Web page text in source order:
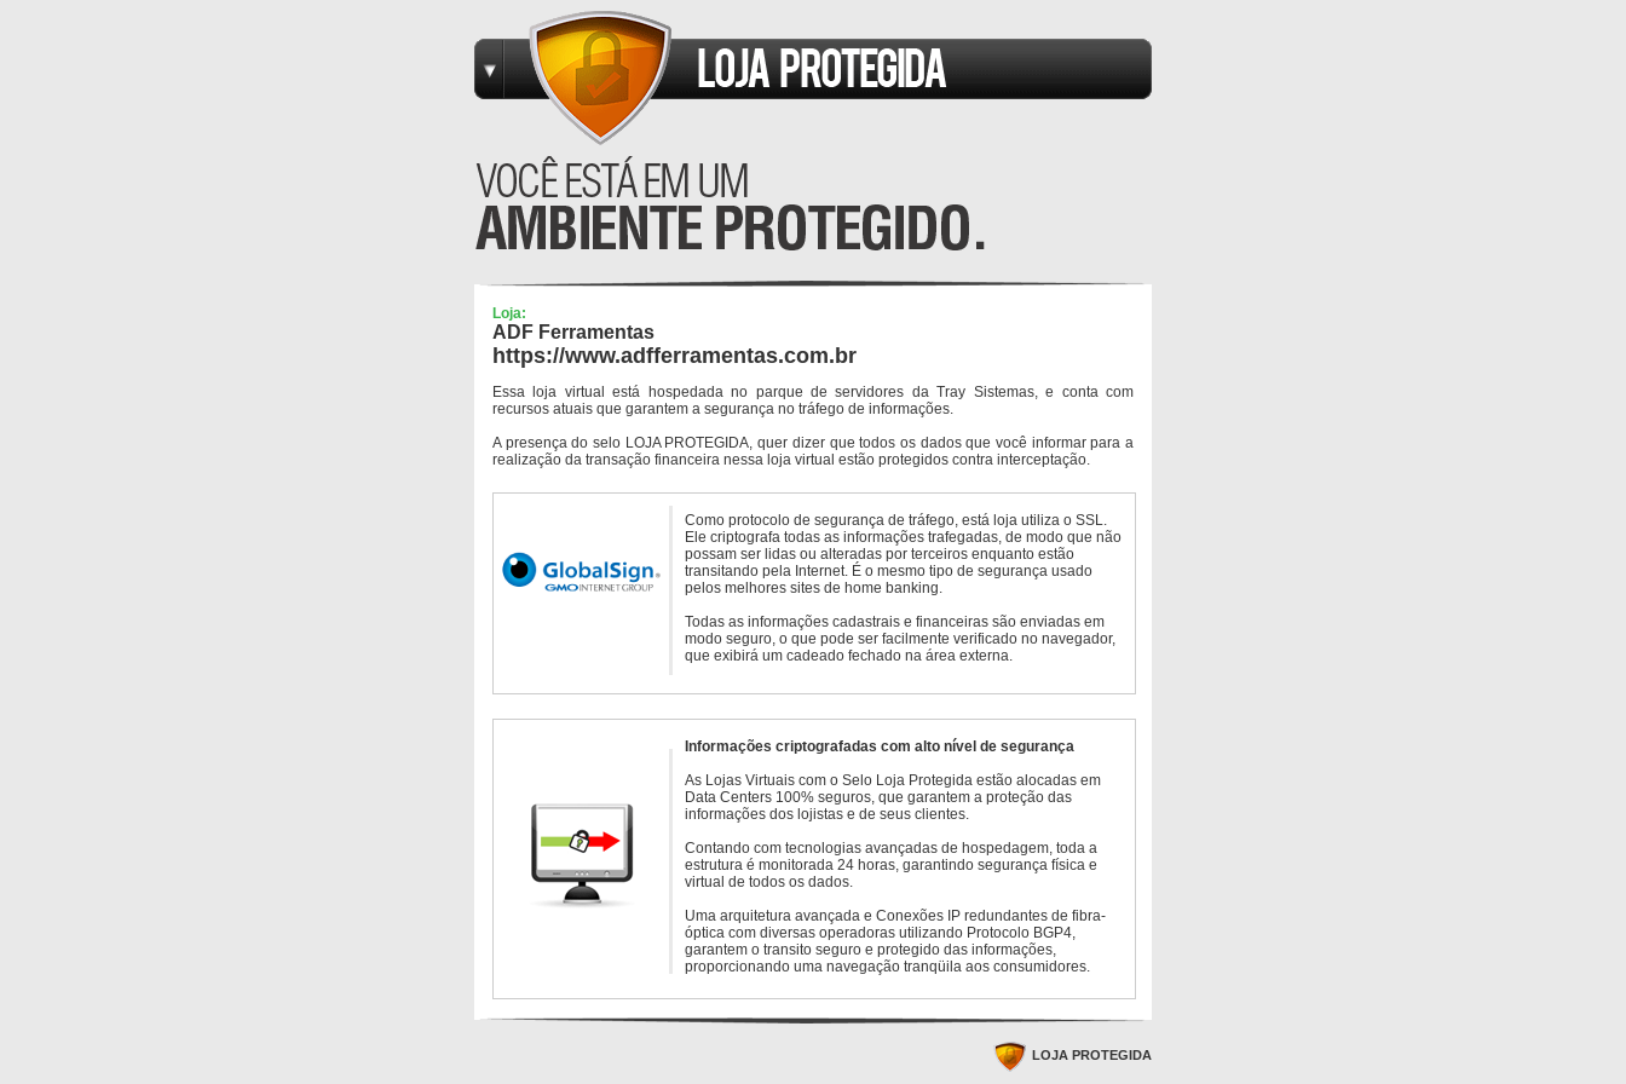
Loja:
ADF Ferramentas
https://www.adfferramentas.com.br
Essa loja virtual está hospedada no parque de servidores da Tray Sistemas, e conta com
recursos atuais que garantem a segurança no tráfego de informações.
A presença do selo LOJA PROTEGIDA, quer dizer que todos os dados que você informar para a
realização da transação financeira nessa loja virtual estão protegidos contra interceptação.
Como protocolo de segurança de tráfego, está loja utiliza o SSL.
Ele criptografa todas as informações trafegadas, de modo que não
possam ser lidas ou alteradas por terceiros enquanto estão
transitando pela Internet. É o mesmo tipo de segurança usado
pelos melhores sites de home banking.
Todas as informações cadastrais e financeiras são enviadas em
modo seguro, o que pode ser facilmente verificado no navegador,
que exibirá um cadeado fechado na área externa.
Informações criptografadas com alto nível de segurança
As Lojas Virtuais com o Selo Loja Protegida estão alocadas em
Data Centers 100% seguros, que garantem a proteção das
informações dos lojistas e de seus clientes.
Contando com tecnologias avançadas de hospedagem, toda a
estrutura é monitorada 24 horas, garantindo segurança física e
virtual de todos os dados.
Uma arquitetura avançada e Conexões IP redundantes de fibra-
óptica com diversas operadoras utilizando Protocolo BGP4,
garantem o transito seguro e protegido das informações,
proporcionando uma navegação tranqüila aos consumidores.
LOJA PROTEGIDA